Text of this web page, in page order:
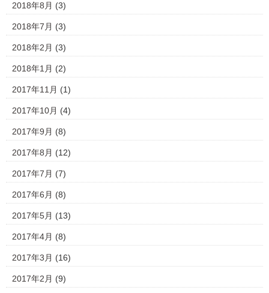
2018年8月 (3)
2018年7月 (3)
2018年2月 (3)
2018年1月 (2)
2017年11月 (1)
2017年10月 (4)
2017年9月 (8)
2017年8月 (12)
2017年7月 (7)
2017年6月 (8)
2017年5月 (13)
2017年4月 (8)
2017年3月 (16)
2017年2月 (9)